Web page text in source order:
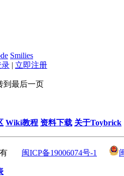
Smilies
录 | 立即注册
到最后一页
Wiki教程 资料下载 关于Toybrick
有 闽ICP备19006074号-1